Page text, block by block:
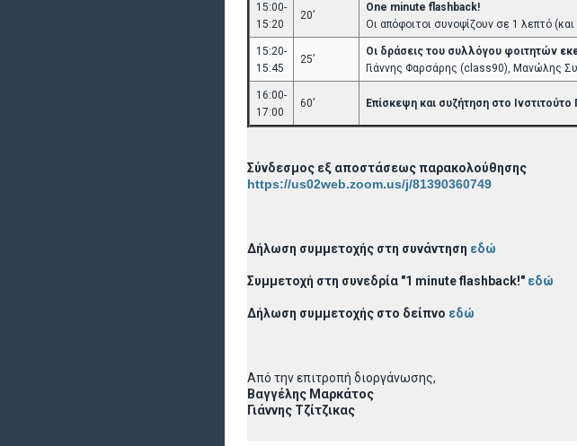
15:00-
15:20
20’
One minute flashback!
Οι απόφοιτοι συνοψίζουν σε 1 λεπτό
15:20-
15:45
25’
Οι δράσεις του συλλόγου φοιτητών
Γιάννης Φαρσάρης (class90), Μανώλης
16:00-
17:00
60’ Επίσκεψη και συζήτηση στο
Σύνδεσμος εξ αποστάσεως παρακολούθησης
https://us02web.zoom.us/j/81390360749
Δήλωση συμμετοχής στη συνάντηση εδώ
Συμμετοχή στη συνεδρία "1 minute flashback!" εδώ
Δήλωση συμμετοχής στο δείπνο εδώ
Από την επιτροπή διοργάνωσης,
Βαγγέλης Μαρκάτος
Γιάννης Τζίτζικας